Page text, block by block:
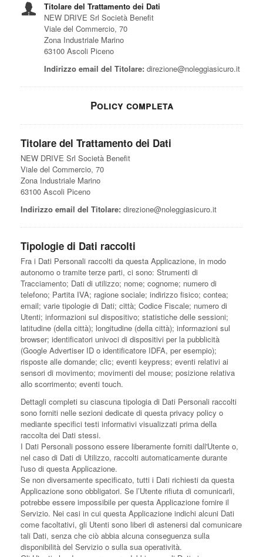
Titolare del Trattamento dei Dati
NEW DRIVE Srl Società Benefit
Viale del Commercio, 70
Zona Industriale Marino
63100 Ascoli Piceno
Indirizzo email del Titolare: direzione@noleggiasicuro.it
Policy completa
Titolare del Trattamento dei Dati
NEW DRIVE Srl Società Benefit
Viale del Commercio, 70
Zona Industriale Marino
63100 Ascoli Piceno
Indirizzo email del Titolare: direzione@noleggiasicuro.it
Tipologie di Dati raccolti
Fra i Dati Personali raccolti da questa Applicazione, in modo
autonomo o tramite terze parti, ci sono: Strumenti di
Tracciamento; Dati di utilizzo; nome; cognome; numero di
telefono; Partita IVA; ragione sociale; indirizzo fisico; contea;
email; varie tipologie di Dati; città; Codice Fiscale; numero di
Utenti; informazioni sul dispositivo; statistiche delle sessioni;
latitudine (della città); longitudine (della città); informazioni sul
browser; identificatori univoci di dispositivi per la pubblicità
(Google Advertiser ID o identificatore IDFA, per esempio);
risposte alle domande; clic; eventi keypress; eventi relativi ai
sensori di movimento; movimenti del mouse; posizione relativa
allo scorrimento; eventi touch.
Dettagli completi su ciascuna tipologia di Dati Personali raccolti
sono forniti nelle sezioni dedicate di questa privacy policy o
mediante specifici testi informativi visualizzati prima della
raccolta dei Dati stessi.
I Dati Personali possono essere liberamente forniti dall'Utente o,
nel caso di Dati di Utilizzo, raccolti automaticamente durante
l'uso di questa Applicazione.
Se non diversamente specificato, tutti i Dati richiesti da questa
Applicazione sono obbligatori. Se l’Utente rifiuta di comunicarli,
potrebbe essere impossibile per questa Applicazione fornire il
Servizio. Nei casi in cui questa Applicazione indichi alcuni Dati
come facoltativi, gli Utenti sono liberi di astenersi dal comunicare
tali Dati, senza che ciò abbia alcuna conseguenza sulla
disponibilità del Servizio o sulla sua operatività.